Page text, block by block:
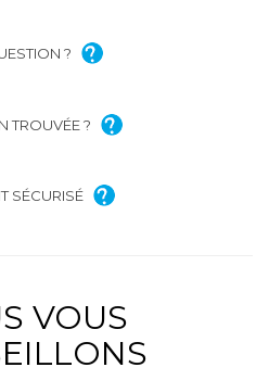
?
TROUVÉE ?
SÉCURISÉ
VOUS